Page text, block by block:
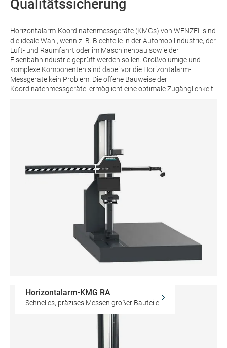
Qualitätssicherung
Horizontalarm-Koordinatenmessgeräte (KMGs) von WENZEL sind
die ideale Wahl, wenn z. B. Blechteile in der Automobilindustrie, der
Luft- und Raumfahrt oder im Maschinenbau sowie der
Eisenbahnindustrie geprüft werden sollen. Großvolumige und
komplexe Komponenten sind dabei vor die Horizontalarm-
Messgeräte kein Problem. Die offene Bauweise der
Koordinatenmessgeräte ermöglicht eine optimale Zugänglichkeit.
Horizontalarm-KMG RA
Schnelles, präzises Messen großer Bauteile